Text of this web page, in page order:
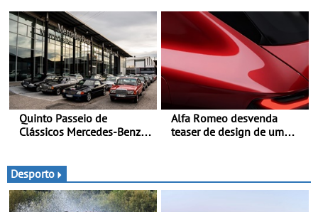
potente, rápido: 207 kW
(281 cv), 345 Nm, 0 aos
100 km/h em 5,5 segundos
Double Cab
Quinto Passeio de
Clássicos Mercedes-Benz
Alfa Romeo desvenda
teaser de design de um
trimestre de 2027
Desporto